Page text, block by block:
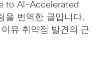
to AI-Accelerated
을 번역한 글입니다.
유 취약점 발견의 근